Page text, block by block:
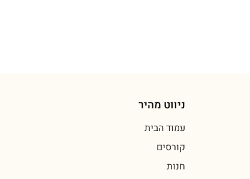
ניווט מהיר
עמוד הבית
קורסים
חנות